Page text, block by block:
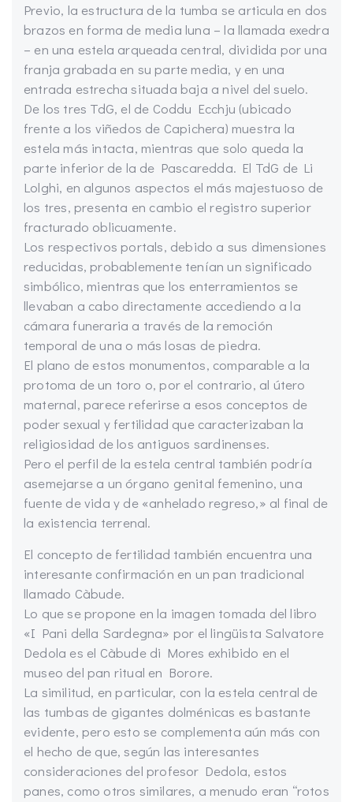
Previo, la estructura de la tumba se articula en dos
brazos en forma de media luna – la llamada exedra
– en una estela arqueada central, dividida por una
franja grabada en su parte media, y en una
entrada estrecha situada baja a nivel del suelo.
De los tres TdG, el de Coddu Ecchju (ubicado
frente a los viñedos de Capichera) muestra la
estela más intacta, mientras que solo queda la
parte inferior de la de Pascaredda. El TdG de Li
Lolghi, en algunos aspectos el más majestuoso de
los tres, presenta en cambio el registro superior
fracturado oblicuamente.
Los respectivos portals, debido a sus dimensiones
reducidas, probablemente tenían un significado
simbólico, mientras que los enterramientos se
llevaban a cabo directamente accediendo a la
cámara funeraria a través de la remoción
temporal de una o más losas de piedra.
El plano de estos monumentos, comparable a la
protoma de un toro o, por el contrario, al útero
maternal, parece referirse a esos conceptos de
poder sexual y fertilidad que caracterizaban la
religiosidad de los antiguos sardinenses.
Pero el perfil de la estela central también podría
asemejarse a un órgano genital femenino, una
fuente de vida y de «anhelado regreso,» al final de
la existencia terrenal.
El concepto de fertilidad también encuentra una
interesante confirmación en un pan tradicional
llamado Càbude.
Lo que se propone en la imagen tomada del libro
«I Pani della Sardegna» por el lingüista Salvatore
Dedola es el Càbude di Mores exhibido en el
museo del pan ritual en Borore.
La similitud, en particular, con la estela central de
las tumbas de gigantes dolménicas es bastante
evidente, pero esto se complementa aún más con
el hecho de que, según las interesantes
consideraciones del profesor Dedola, estos
panes, como otros similares, a menudo eran “rotos